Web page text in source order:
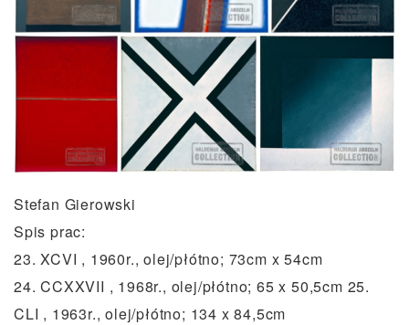
Stefan Gierowski
Spis prac:
23. XCVI , 1960r., olej/płótno; 73cm x 54cm
24. CCXXVII , 1968r., olej/płótno; 65 x 50,5cm 25.
CLI , 1963r., olej/płótno; 134 x 84,5cm